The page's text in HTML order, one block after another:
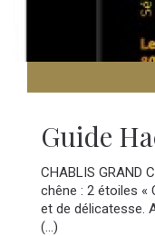
Guide
CHABLIS GRAND
chêne : 2 étoiles «
et de délicatesse.
(...)